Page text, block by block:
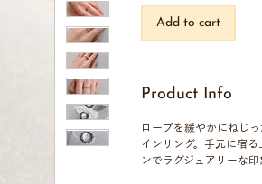
Add to cart
Product Info
ロープを緩やかにねじ
インリング。手元に宿
ンでラグジュアリーな